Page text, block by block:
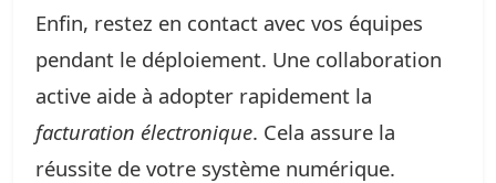
Enfin, restez en contact avec vos équipes
pendant le déploiement. Une collaboration
active aide à adopter rapidement la
facturation électronique. Cela assure la
réussite de votre système numérique.